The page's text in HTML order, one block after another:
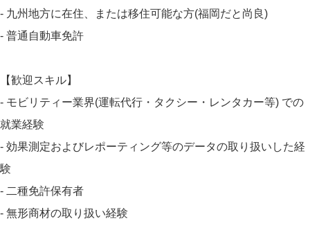
- 九州地方に在住、または移住可能な方(福岡だと尚良)
- 普通自動車免許
【歓迎スキル】
- モビリティー業界(運転代行・タクシー・レンタカー等) での
就業経験
- 効果測定およびレポーティング等のデータの取り扱いした経
験
- 二種免許保有者
- 無形商材の取り扱い経験